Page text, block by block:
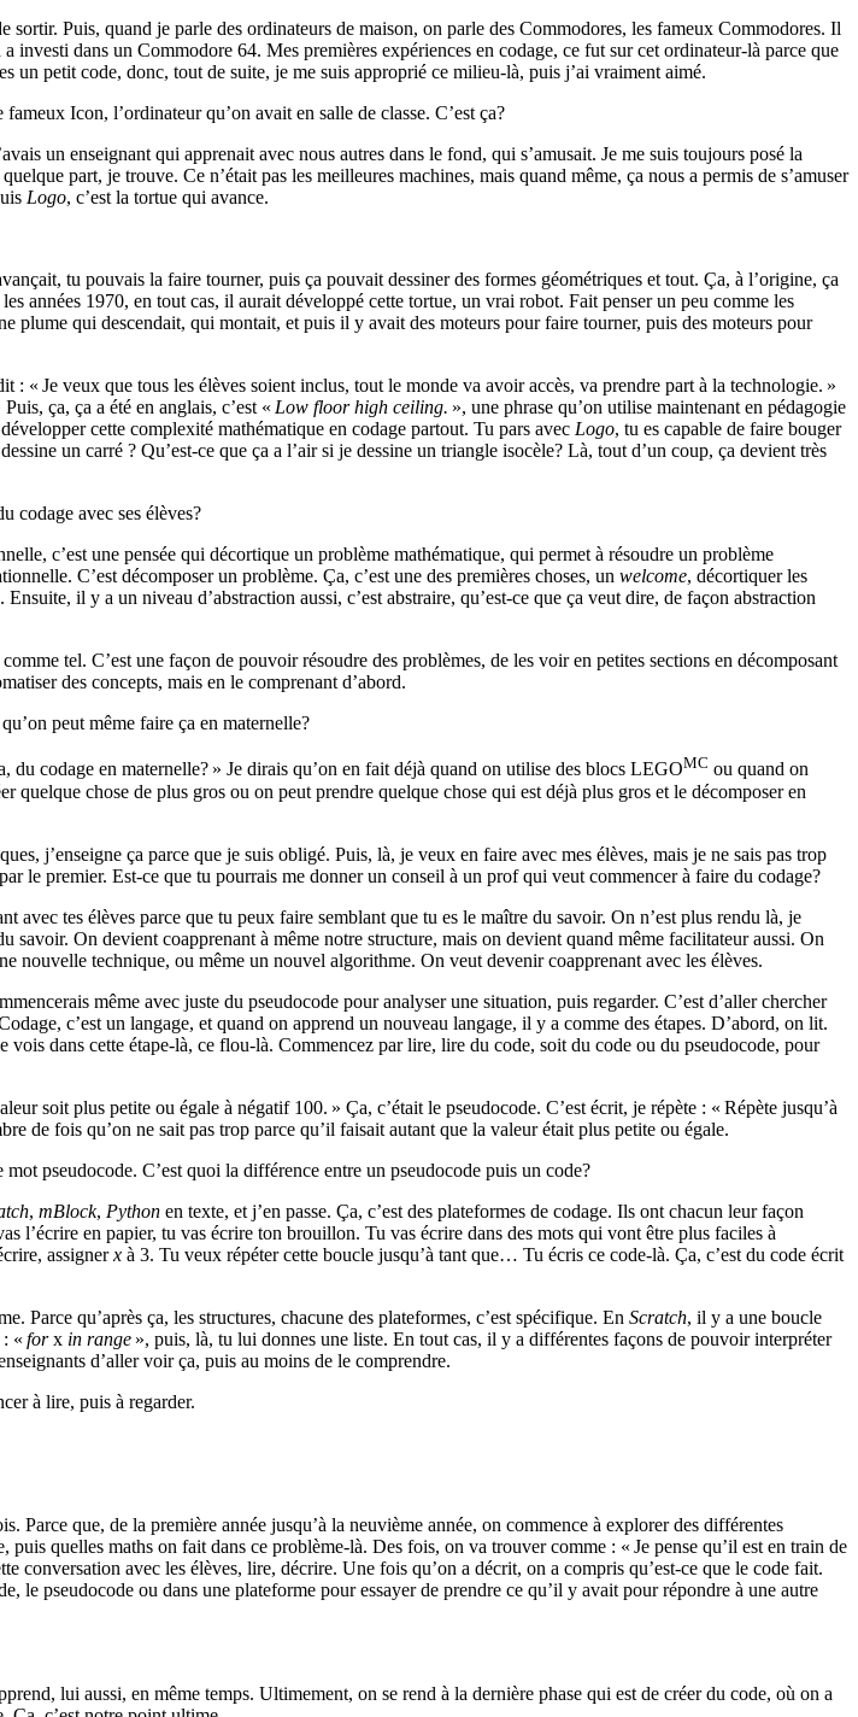
Puis, quand je parle des ordinateurs de maison, on parle des Commodores, les fameux Commodores. Il
dans un Commodore 64. Mes premières expériences en codage, ce fut sur cet ordinateur-là parce que
petit code, donc, tout de suite, je me suis approprié ce milieu-là, puis j’ai vraiment aimé.
Icon, l’ordinateur qu’on avait en salle de classe. C’est ça?
un enseignant qui apprenait avec nous autres dans le fond, qui s’amusait. Je me suis toujours posé la
part, je trouve. Ce n’était pas les meilleures machines, mais quand même, ça nous a permis de s’amuser
Logo, c’est la tortue qui avance.
tu pouvais la faire tourner, puis ça pouvait dessiner des formes géométriques et tout. Ça, à l’origine, ça
années 1970, en tout cas, il aurait développé cette tortue, un vrai robot. Fait penser un peu comme les
plume qui descendait, qui montait, et puis il y avait des moteurs pour faire tourner, puis des moteurs pour
« Je veux que tous les élèves soient inclus, tout le monde va avoir accès, va prendre part à la technologie. »
ça, ça a été en anglais, c’est « Low floor high ceiling. », une phrase qu’on utilise maintenant en pédagogie
cette complexité mathématique en codage partout. Tu pars avec Logo, tu es capable de faire bouger
un carré ? Qu’est-ce que ça a l’air si je dessine un triangle isocèle? Là, tout d’un coup, ça devient très
codage avec ses élèves?
c’est une pensée qui décortique un problème mathématique, qui permet à résoudre un problème
C’est décomposer un problème. Ça, c’est une des premières choses, un welcome, décortiquer les
il y a un niveau d’abstraction aussi, c’est abstraire, qu’est-ce que ça veut dire, de façon abstraction
tel. C’est une façon de pouvoir résoudre des problèmes, de les voir en petites sections en décomposant
des concepts, mais en le comprenant d’abord.
peut même faire ça en maternelle?
codage en maternelle? » Je dirais qu’on en fait déjà quand on utilise des blocs LEGOMC ou quand on
quelque chose de plus gros ou on peut prendre quelque chose qui est déjà plus gros et le décomposer en
j’enseigne ça parce que je suis obligé. Puis, là, je veux en faire avec mes élèves, mais je ne sais pas trop
le premier. Est-ce que tu pourrais me donner un conseil à un prof qui veut commencer à faire du codage?
avec tes élèves parce que tu peux faire semblant que tu es le maître du savoir. On n’est plus rendu là, je
savoir. On devient coapprenant à même notre structure, mais on devient quand même facilitateur aussi. On
nouvelle technique, ou même un nouvel algorithme. On veut devenir coapprenant avec les élèves.
même avec juste du pseudocode pour analyser une situation, puis regarder. C’est d’aller chercher
c’est un langage, et quand on apprend un nouveau langage, il y a comme des étapes. D’abord, on lit.
dans cette étape-là, ce flou-là. Commencez par lire, lire du code, soit du code ou du pseudocode, pour
soit plus petite ou égale à négatif 100. » Ça, c’était le pseudocode. C’est écrit, je répète : « Répète jusqu’à
de fois qu’on ne sait pas trop parce qu’il faisait autant que la valeur était plus petite ou égale.
pseudocode. C’est quoi la différence entre un pseudocode puis un code?
, mBlock, Python en texte, et j’en passe. Ça, c’est des plateformes de codage. Ils ont chacun leur façon
l’écrire en papier, tu vas écrire ton brouillon. Tu vas écrire dans des mots qui vont être plus faciles à
assignerx à 3. Tu veux répéter cette boucle jusqu’à tant que… Tu écris ce code-là. Ça, c’est du code écrit
Parce qu’après ça, les structures, chacune des plateformes, c’est spécifique. En Scratch, il y a une boucle
« forx in range », puis, là, tu lui donnes une liste. En tout cas, il y a différentes façons de pouvoir interpréter
d’aller voir ça, puis au moins de le comprendre.
à lire, puis à regarder.
Parce que, de la première année jusqu’à la neuvième année, on commence à explorer des différentes
quelles maths on fait dans ce problème-là. Des fois, on va trouver comme : « Je pense qu’il est en train de
conversation avec les élèves, lire, décrire. Une fois qu’on a décrit, on a compris qu’est-ce que le code fait.
pseudocode ou dans une plateforme pour essayer de prendre ce qu’il y avait pour répondre à une autre
lui aussi, en même temps. Ultimement, on se rend à la dernière phase qui est de créer du code, où on a